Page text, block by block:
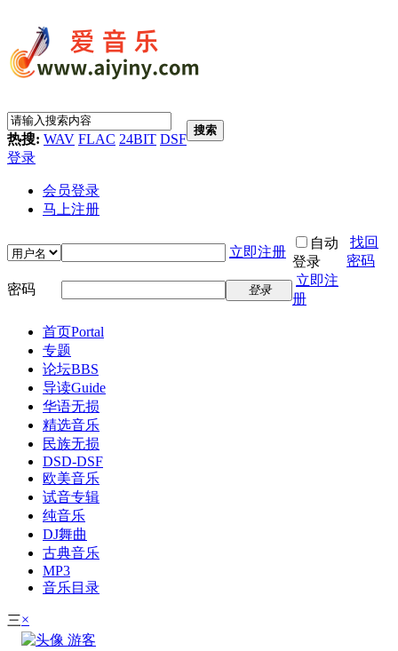
热搜: WAV FLAC 24BIT DSF
搜索
登录
会员登录
马上注册
立即注册
自动
登录
找回
密码
密码
登录
立即注
册
首页Portal
专题
论坛BBS
导读Guide
华语无损
精选音乐
民族无损
DSD-DSF
欧美音乐
试音专辑
纯音乐
DJ舞曲
古典音乐
MP3
音乐目录
三×
游客